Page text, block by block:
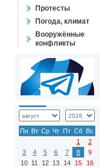
Протесты
Погода, климат
Вооружённые
конфликты
Пн Вт Ср Чт Пт Сб Вс
1
2
3
4 5 6 7 8
9
10 11 12 13 14 15
16